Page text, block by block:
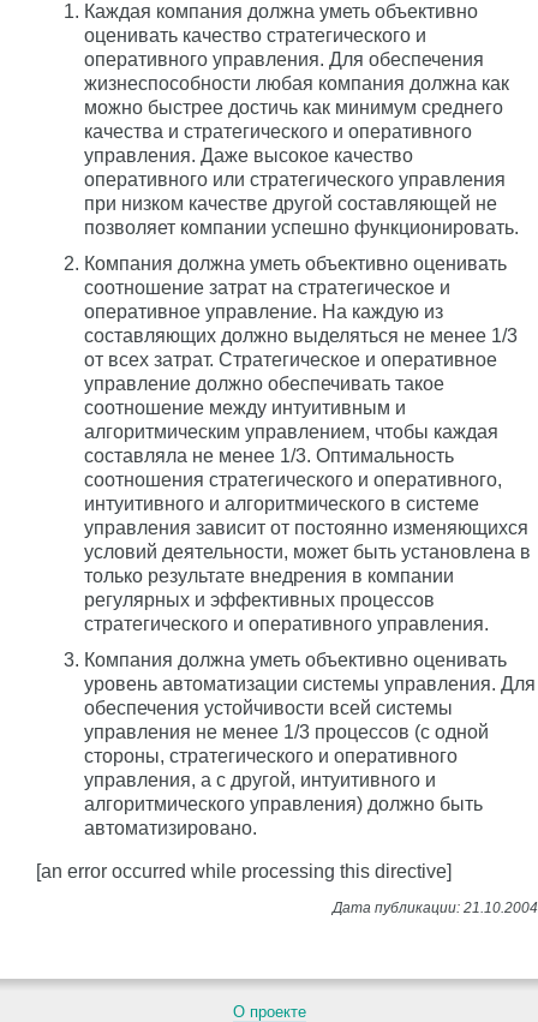
Каждая компания должна уметь объективно
оценивать качество стратегического и
оперативного управления. Для обеспечения
жизнеспособности любая компания должна как
можно быстрее достичь как минимум среднего
качества и стратегического и оперативного
управления. Даже высокое качество
оперативного или стратегического управления
при низком качестве другой составляющей не
позволяет компании успешно функционировать.
Компания должна уметь объективно оценивать
соотношение затрат на стратегическое и
оперативное управление. На каждую из
составляющих должно выделяться не менее 1/3
от всех затрат. Стратегическое и оперативное
управление должно обеспечивать такое
соотношение между интуитивным и
алгоритмическим управлением, чтобы каждая
составляла не менее 1/3. Оптимальность
соотношения стратегического и оперативного,
интуитивного и алгоритмического в системе
управления зависит от постоянно изменяющихся
условий деятельности, может быть установлена в
только результате внедрения в компании
регулярных и эффективных процессов
стратегического и оперативного управления.
Компания должна уметь объективно оценивать
уровень автоматизации системы управления. Для
обеспечения устойчивости всей системы
управления не менее 1/3 процессов (с одной
стороны, стратегического и оперативного
управления, а с другой, интуитивного и
алгоритмического управления) должно быть
автоматизировано.
[an error occurred while processing this directive]
О проекте